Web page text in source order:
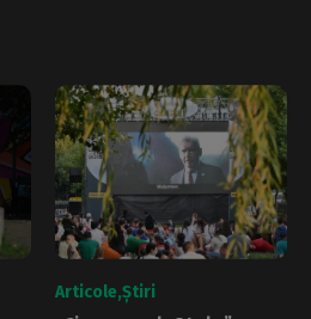
Articole Știri